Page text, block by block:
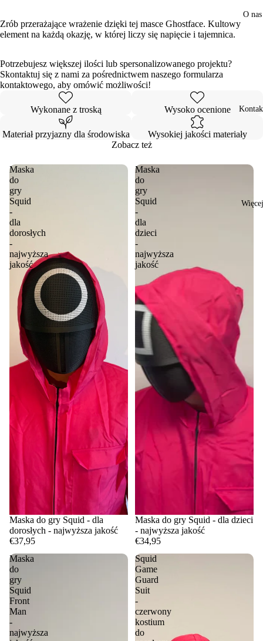
O nas
Więcej
Zrób przerażające wrażenie dzięki tej masce Ghostface. Kultowy
element na każdą okazję, w której liczy się napięcie i tajemnica.
Potrzebujesz większej ilości lub spersonalizowanego projektu?
Skontaktuj się z nami za pośrednictwem naszego formularza
kontaktowego, aby omówić możliwości!
Wykonane z troską Wysoko ocenione
Materiał przyjazny dla środowiska
Wysokiej jakości materiały
Zobacz też
Maska
do
gry
Squid
-
dla
dorosłych
-
najwyższa
jakość
Maska do gry Squid - dla
dorosłych - najwyższa jakość
€37,95
Maska
do
gry
Squid
-
dla
dzieci
-
najwyższa
jakość
Maska do gry Squid - dla dzieci
- najwyższa jakość
€34,95
Maska
do
gry
Squid
Front
Man
-
najwyższa
Squid
Game
Guard
Suit
-
czerwony
kostium
do